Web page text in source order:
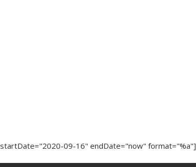
09-16" endDate="now" format="%a"]